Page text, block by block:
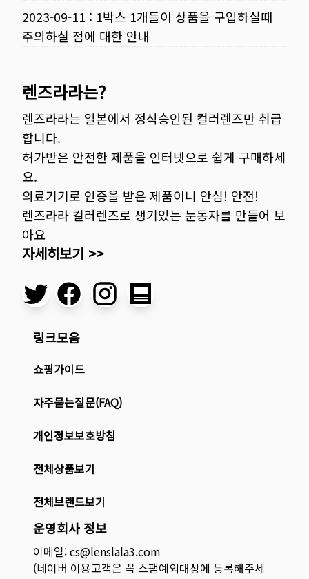
2023-09-11 : 1박스 1개들이 상품을 구입하실때
주의하실 점에 대한 안내
렌즈라라는?
렌즈라라는 일본에서 정식승인된 컬러렌즈만 취급
합니다.
허가받은 안전한 제품을 인터넷으로 쉽게 구매하세
요.
의료기기로 인증을 받은 제품이니 안심! 안전!
렌즈라라 컬러렌즈로 생기있는 눈동자를 만들어 보
아요
자세히보기 >>
링크모음
쇼핑가이드
자주묻는질문(FAQ)
개인정보보호방침
전체상품보기
전체브랜드보기
운영회사 정보
이메일: cs@lenslala3.com
(네이버 이용고객은 꼭 스팸예외대상에 등록해주세